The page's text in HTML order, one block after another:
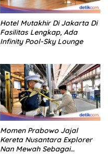
Hotel Mutakhir Di Jakarta Di
Fasilitas Lengkap, Ada
Infinity Pool-Sky Lounge
Momen Prabowo Jajal
Kereta Nusantara Explorer
Nan Mewah Sebagai